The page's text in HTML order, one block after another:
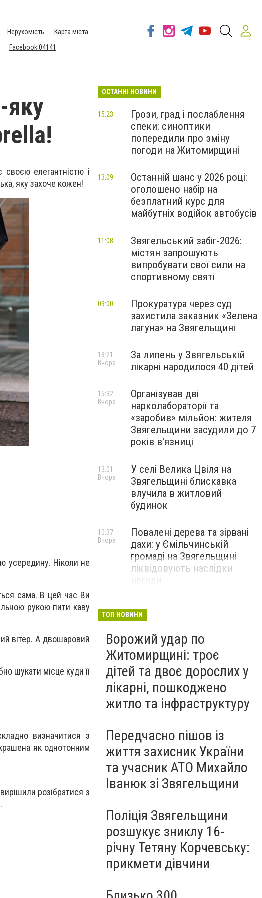
Нерухомість
Карта міста
Facebook 04141
яку
своєю елегантністю і
яку захоче кожен!
усередину. Ніколи не
сама. В цей час Ви
рукою пити каву
вітер. А двошаровий
шукати місце куди її
визначитися з
як однотонним
розібратися з
ОСТАННІ НОВИНИ
Грози, град і послаблення
спеки: синоптики
попередили про зміну
погоди на Житомирщині
15:23
Останній шанс у 2026 році:
оголошено набір на
безплатний курс для
майбутніх водійок автобусів
13:09
Звягельський забіг-2026:
містян запрошують
випробувати свої сили на
спортивному святі
11:08
Прокуратура через суд
захистила заказник «Зелена
лагуна» на Звягельщині
09:00
За липень у Звягельській
лікарні народилося 40 дітей
18:21
Вчора
Організував дві
нарколабораторії та
«заробив» мільйон: жителя
Звягельщини засудили до 7
років в'язниці
15:32
Вчора
У селі Велика Цвіля на
Звягельщині блискавка
влучила в житловий
будинок
13:01
Вчора
Повалені дерева та зірвані
дахи: у Ємільчинській
громаді на Звягельщині
ліквідовують наслідки
10:37
Вчора
ТОП НОВИНИ
Ворожий удар по
Житомирщині: троє
дітей та двоє дорослих у
лікарні, пошкоджено
житло та інфраструктуру
Передчасно пішов із
життя захисник України
та учасник АТО Михайло
Іванюк зі Звягельщини
Поліція Звягельщини
розшукує зниклу 16-
річну Тетяну Корчевську:
прикмети дівчини